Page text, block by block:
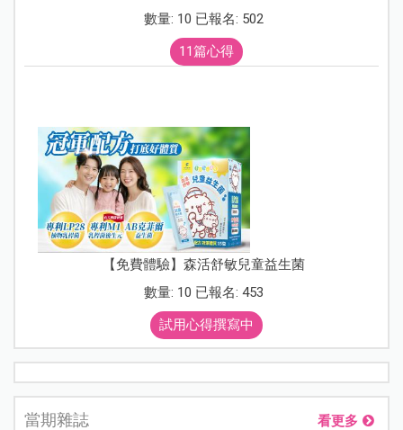
數量: 10 已報名: 502
11篇心得
【免費體驗】森活舒敏兒童益生菌
數量: 10 已報名: 453
試用心得撰寫中
當期雜誌 看更多